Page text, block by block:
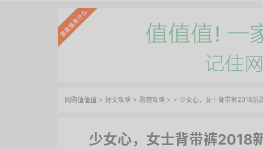
网购值值值 > 好文攻略 > 购物攻略 > > 少女心，女士背带裤2018新
少女心，女士背带裤2018